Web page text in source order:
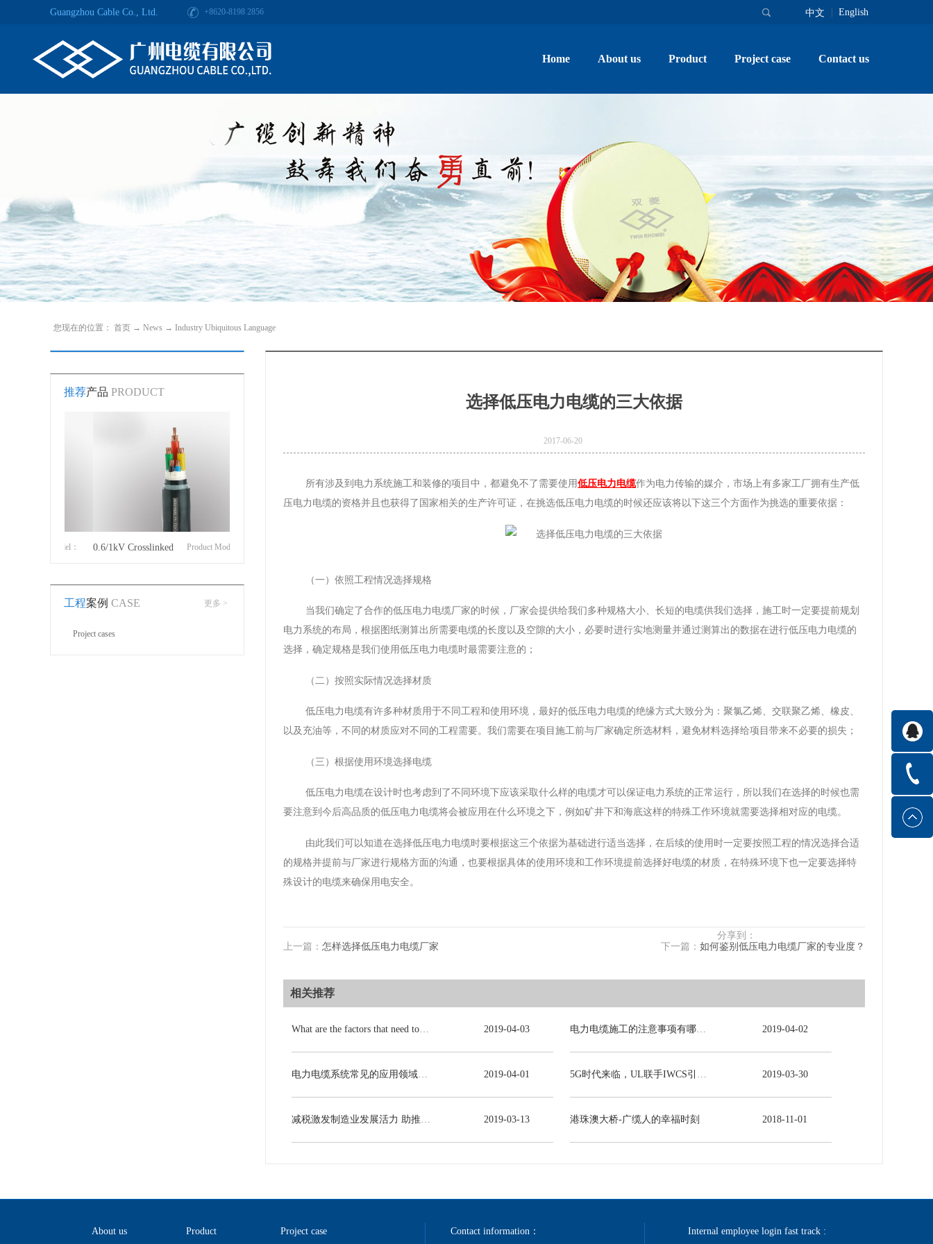
Guangzhou Cable Co., Ltd. +8620-8198 2856 中文 English
Home About us Product Project case Contact us
推荐产品 PRODUCT
0.6/1kV Crosslinked
power cable
Product Model：
BVBVRWDZ-
BYJWDZ-
工程案例 CASE
Project cases
更多 >
您现在的位置： 首页 → News → Industry Ubiquitous Language
选择低压电力电缆的三大依据
2017-06-20
所有涉及到电力系统施工和装修的项目中，都避免不了需要使用低压电力电缆作为电力传输的媒介，市场上有多家工厂拥有生产低
压电力电缆的资格并且也获得了国家相关的生产许可证，在挑选低压电力电缆的时候还应该将以下这三个方面作为挑选的重要依据：
（一）依照工程情况选择规格
当我们确定了合作的低压电力电缆厂家的时候，厂家会提供给我们多种规格大小、长短的电缆供我们选择，施工时一定要提前规划
电力系统的布局，根据图纸测算出所需要电缆的长度以及空隙的大小，必要时进行实地测量并通过测算出的数据在进行低压电力电缆的
选择，确定规格是我们使用低压电力电缆时最需要注意的；
（二）按照实际情况选择材质
低压电力电缆有许多种材质用于不同工程和使用环境，最好的低压电力电缆的绝缘方式大致分为：聚氯乙烯、交联聚乙烯、橡皮、
以及充油等，不同的材质应对不同的工程需要。我们需要在项目施工前与厂家确定所选材料，避免材料选择给项目带来不必要的损失；
（三）根据使用环境选择电缆
低压电力电缆在设计时也考虑到了不同环境下应该采取什么样的电缆才可以保证电力系统的正常运行，所以我们在选择的时候也需
要注意到今后高品质的低压电力电缆将会被应用在什么环境之下，例如矿井下和海底这样的特殊工作环境就需要选择相对应的电缆。
由此我们可以知道在选择低压电力电缆时要根据这三个依据为基础进行适当选择，在后续的使用时一定要按照工程的情况选择合适
的规格并提前与厂家进行规格方面的沟通，也要根据具体的使用环境和工作环境提前选择好电缆的材质，在特殊环境下也一定要选择特
殊设计的电缆来确保用电安全。
分享到：
上一篇： 怎样选择低压电力电缆厂家 下一篇： 如何鉴别低压电力电缆厂家的专业度？
相关推荐
What are the factors that need to be consulted in choosing power cables? 2019-04-03 电力电缆施工的注意事项有哪些？ 2019-04-02
电力电缆系统常见的应用领域有哪些？ 2019-04-01 5G时代来临，UL联手IWCS引领线缆行业发展新未来 2019-03-30
减税激发制造业发展活力 助推线缆行业高质量发展 2019-03-13 港珠澳大桥-广缆人的幸福时刻 2018-11-01
About us Product Project case Contact information： Internal employee login fast track :